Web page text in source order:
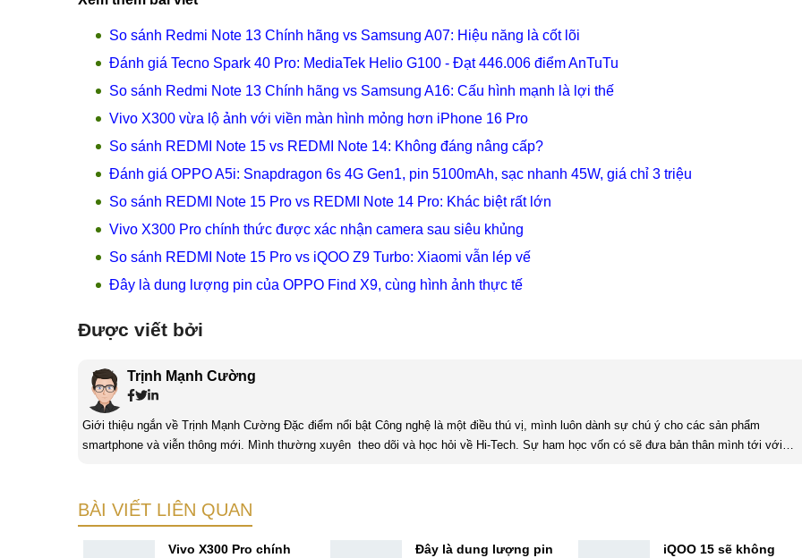
So sánh Redmi Note 13 Chính hãng vs Samsung A07: Hiệu năng là cốt lõi
Đánh giá Tecno Spark 40 Pro: MediaTek Helio G100 - Đạt 446.006 điểm AnTuTu
So sánh Redmi Note 13 Chính hãng vs Samsung A16: Cấu hình mạnh là lợi thế
Vivo X300 vừa lộ ảnh với viền màn hình mỏng hơn iPhone 16 Pro
So sánh REDMI Note 15 vs REDMI Note 14: Không đáng nâng cấp?
Đánh giá OPPO A5i: Snapdragon 6s 4G Gen1, pin 5100mAh, sạc nhanh 45W, giá chỉ 3 triệu
So sánh REDMI Note 15 Pro vs REDMI Note 14 Pro: Khác biệt rất lớn
Vivo X300 Pro chính thức được xác nhận camera sau siêu khủng
So sánh REDMI Note 15 Pro vs iQOO Z9 Turbo: Xiaomi vẫn lép vế
Đây là dung lượng pin của OPPO Find X9, cùng hình ảnh thực tế
Được viết bởi
Trịnh Mạnh Cường
Giới thiệu ngắn về Trịnh Mạnh Cường Đặc điểm nổi bật Công nghệ là một điều thú vị, mình luôn dành sự chú ý cho các sản phẩm
smartphone và viễn thông mới. Mình thường xuyên theo dõi và học hỏi về Hi-Tech. Sự ham học vốn có sẽ đưa bản thân mình tới với
BÀI VIẾT LIÊN QUAN
Vivo X300 Pro chính
Đây là dung lượng pin
iQOO 15 sẽ không